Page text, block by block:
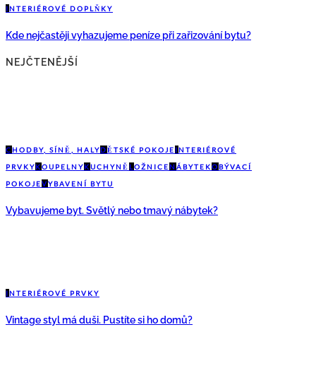
INTERIÉROVÉ DOPLŇKY
Kde nejčastěji vyhazujeme peníze při zařizování bytu?
NEJČTENĚJŠÍ
CHODBY, SÍNĚ, HALYDĚTSKÉ POKOJE INTERIÉROVÉ
PRVKYKOUPELNYKUCHYNĚLOŽNICEN ÁBYTEKOBÝVACÍ
POKOJEVYBAVENÍ BYTU
Vybavujeme byt. Světlý nebo tmavý nábytek?
INTERIÉROVÉ PRVKY
Vintage styl má duši. Pustíte si ho domů?